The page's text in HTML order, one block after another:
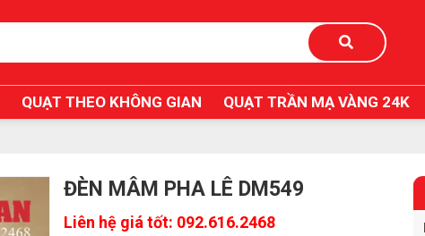
QUẠT THEO KHÔNG GIAN QUẠT TRẦN MẠ VÀNG 24K
ĐÈN MÂM PHA LÊ DM549
Liên hệ giá tốt: 092.616.2468